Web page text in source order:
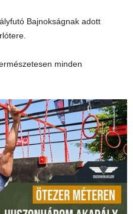
Bajnokságnak adott
minden